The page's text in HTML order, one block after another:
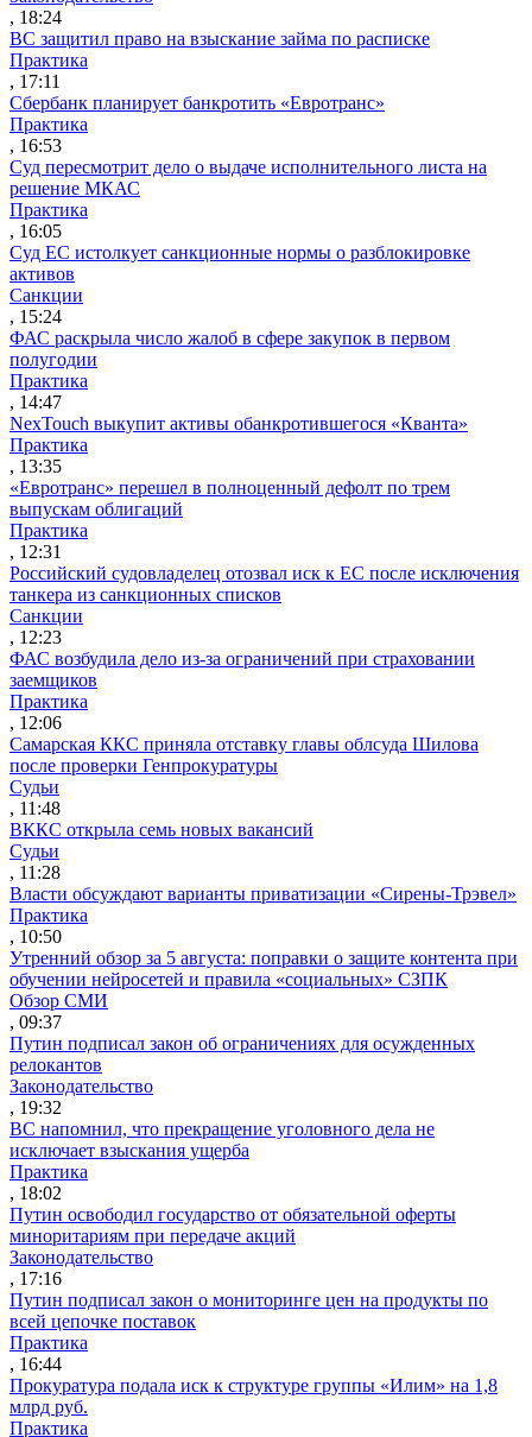
, 18:24
ВС защитил право на взыскание займа по расписке
Практика
, 17:11
Сбербанк планирует банкротить «Евротранс»
Практика
, 16:53
Суд пересмотрит дело о выдаче исполнительного листа на
решение МКАС
Практика
, 16:05
Суд ЕС истолкует санкционные нормы о разблокировке
активов
Санкции
, 15:24
ФАС раскрыла число жалоб в сфере закупок в первом
полугодии
Практика
, 14:47
NexTouch выкупит активы обанкротившегося «Кванта»
Практика
, 13:35
«Евротранс» перешел в полноценный дефолт по трем
выпускам облигаций
Практика
, 12:31
Российский судовладелец отозвал иск к ЕС после исключения
танкера из санкционных списков
Санкции
, 12:23
ФАС возбудила дело из-за ограничений при страховании
заемщиков
Практика
, 12:06
Самарская ККС приняла отставку главы облсуда Шилова
после проверки Генпрокуратуры
Судьи
, 11:48
ВККС открыла семь новых вакансий
Судьи
, 11:28
Власти обсуждают варианты приватизации «Сирены-Трэвел»
Практика
, 10:50
Утренний обзор за 5 августа: поправки о защите контента при
обучении нейросетей и правила «социальных» СЗПК
Обзор СМИ
, 09:37
Путин подписал закон об ограничениях для осужденных
релокантов
Законодательство
, 19:32
ВС напомнил, что прекращение уголовного дела не
исключает взыскания ущерба
Практика
, 18:02
Путин освободил государство от обязательной оферты
миноритариям при передаче акций
Законодательство
, 17:16
Путин подписал закон о мониторинге цен на продукты по
всей цепочке поставок
Практика
, 16:44
Прокуратура подала иск к структуре группы «Илим» на 1,8
млрд руб.
Практика